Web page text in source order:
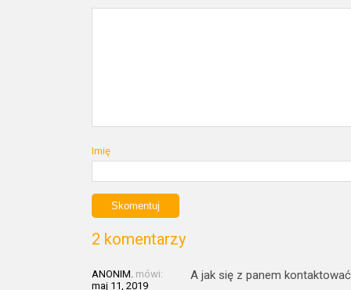
Imię
2 komentarzy
ANONIM. mówi:
maj 11, 2019
A jak się z panem kontaktować